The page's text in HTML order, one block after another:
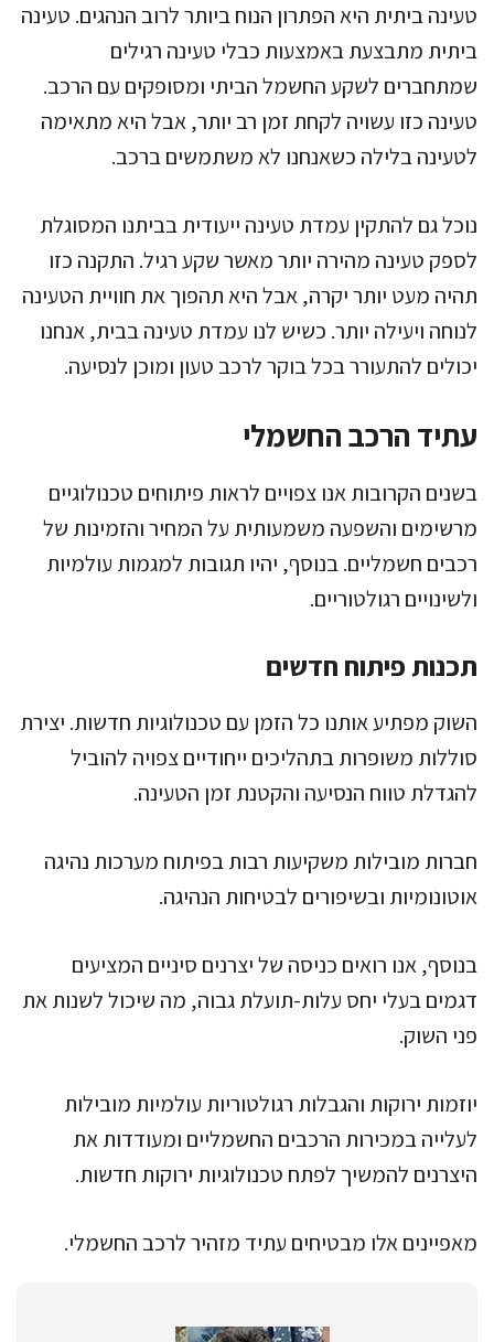
טעינה ביתית היא הפתרון הנוח ביותר לרוב הנהגים. טעינה
ביתית מתבצעת באמצעות כבלי טעינה רגילים
שמתחברים לשקע החשמל הביתי ומסופקים עם הרכב.
טעינה כזו עשויה לקחת זמן רב יותר, אבל היא מתאימה
לטעינה בלילה כשאנחנו לא משתמשים ברכב.
נוכל גם להתקין עמדת טעינה ייעודית בביתנו המסוגלת
לספק טעינה מהירה יותר מאשר שקע רגיל. התקנה כזו
תהיה מעט יותר יקרה, אבל היא תהפוך את חוויית הטעינה
לנוחה ויעילה יותר. כשיש לנו עמדת טעינה בבית, אנחנו
יכולים להתעורר בכל בוקר לרכב טעון ומוכן לנסיעה.
עתיד הרכב החשמלי
בשנים הקרובות אנו צפויים לראות פיתוחים טכנולוגיים
מרשימים והשפעה משמעותית על המחיר והזמינות של
רכבים חשמליים. בנוסף, יהיו תגובות למגמות עולמיות
ולשינויים רגולטוריים.
תכנות פיתוח חדשים
השוק מפתיע אותנו כל הזמן עם טכנולוגיות חדשות. יצירת
סוללות משופרות בתהליכים ייחודיים צפויה להוביל
להגדלת טווח הנסיעה והקטנת זמן הטעינה.
חברות מובילות משקיעות רבות בפיתוח מערכות נהיגה
אוטונומיות ובשיפורים לבטיחות הנהיגה.
בנוסף, אנו רואים כניסה של יצרנים סיניים המציעים
דגמים בעלי יחס עלות-תועלת גבוה, מה שיכול לשנות את
פני השוק.
יוזמות ירוקות והגבלות רגולטוריות עולמיות מובילות
לעלייה במכירות הרכבים החשמליים ומעודדות את
היצרנים להמשיך לפתח טכנולוגיות ירוקות חדשות.
מאפיינים אלו מבטיחים עתיד מזהיר לרכב החשמלי.